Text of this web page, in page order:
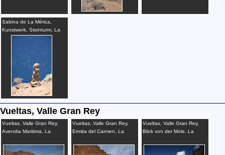
Sabina de La Mérica,
Kunstwerk, Steinturm, La
Vueltas, Valle Gran Rey
Vueltas, Valle Gran Rey,
Avendia Maritima, La
Vueltas, Valle Gran Rey,
Ermita del Carmen, La
Vueltas, Valle Gran Rey,
Blick von der Mole, La